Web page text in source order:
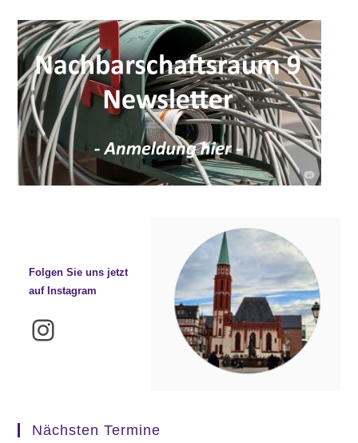
Folgen Sie uns jetzt
auf Instagram
Instagram
Nächsten Termine